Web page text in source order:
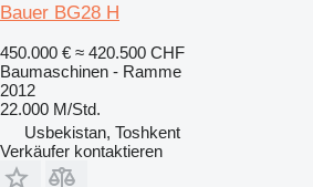
Bauer BG28 H
450.000 € ≈ 420.500 CHF
Baumaschinen - Ramme
2012
22.000 M/Std.
Usbekistan, Toshkent
Verkäufer kontaktieren